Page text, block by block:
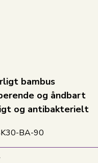
bambus
og åndbart
og antibakterielt
BA-90